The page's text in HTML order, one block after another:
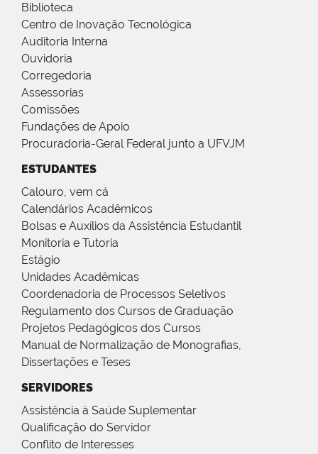
Biblioteca
Centro de Inovação Tecnológica
Auditoria Interna
Ouvidoria
Corregedoria
Assessorias
Comissões
Fundações de Apoio
Procuradoria-Geral Federal junto a UFVJM
ESTUDANTES
Calouro, vem cá
Calendários Acadêmicos
Bolsas e Auxílios da Assistência Estudantil
Monitoria e Tutoria
Estágio
Unidades Acadêmicas
Coordenadoria de Processos Seletivos
Regulamento dos Cursos de Graduação
Projetos Pedagógicos dos Cursos
Manual de Normalização de Monografias,
Dissertações e Teses
SERVIDORES
Assistência à Saúde Suplementar
Qualificação do Servidor
Conflito de Interesses